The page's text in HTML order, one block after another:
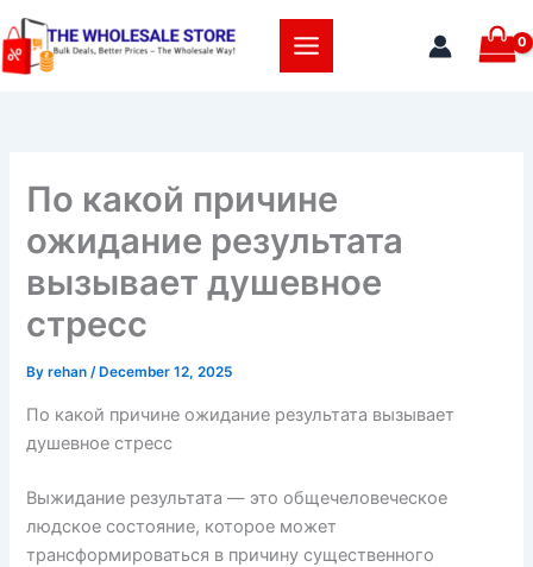
Skip
to
content
По какой причине
ожидание результата
вызывает душевное
стресс
Byrehan/ December 12, 2025
По какой причине ожидание результата вызывает
душевное стресс
Выжидание результата — это общечеловеческое
людское состояние, которое может
трансформироваться в причину существенного